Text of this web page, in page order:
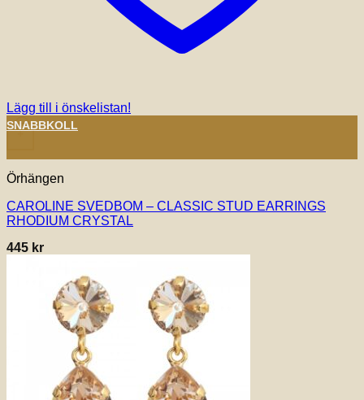
Lägg till i önskelistan!
+
SNABBKOLL
Örhängen
CAROLINE SVEDBOM – CLASSIC STUD EARRINGS
RHODIUM CRYSTAL
445 kr